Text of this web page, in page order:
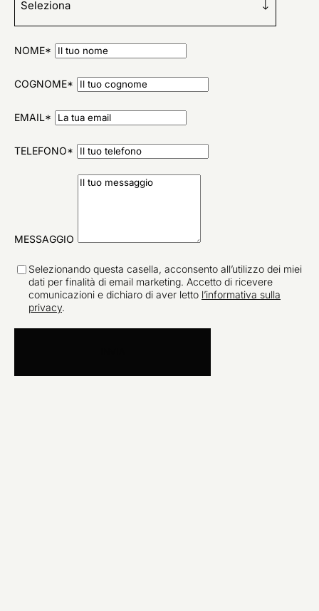
NOME*
COGNOME*
EMAIL*
TELEFONO*
MESSAGGIO
Selezionando questa casella, acconsento all’utilizzo dei miei
dati per finalità di email marketing. Accetto di ricevere
comunicazioni e dichiaro di aver letto l’informativa sulla
privacy.